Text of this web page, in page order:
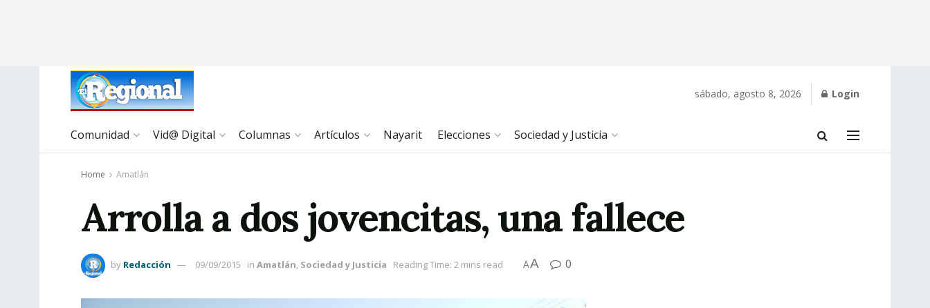
sábado, agosto 8, 2026 Login
Comunidad Vid@ Digital Columnas Artículos Nayarit Elecciones Sociedad y Justicia
Home Amatlán
Arrolla a dos jovencitas, una fallece
by Redacción 09/09/2015 in Amatlán, Sociedad y Justicia Reading Time: 2 mins read AA 0